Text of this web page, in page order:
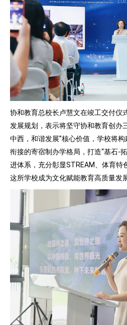
协和教育总校长卢慧文在竣工交付仪
发展规划，表示将坚守协和教育创办
中西，和谐发展”核心价值，学校将
衔接的寄宿制办学格局，打造“基石-
进体系，充分彰显STREAM、体育特
这所学校成为文化赋能教育高质量发